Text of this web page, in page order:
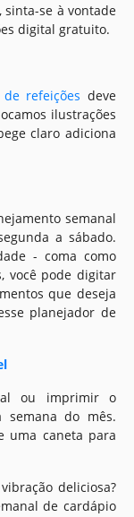
se à vontade
digital gratuito.
refeições deve
ilustrações
claro adiciona
semanal
a sábado.
- coma como
você pode digitar
que deseja
planejador de
ou imprimir o
do mês.
uma caneta para
deliciosa?
de cardápio